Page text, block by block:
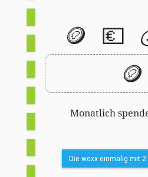
🪙 💶
🪙
Monatlich
Die woxx einmalig mit